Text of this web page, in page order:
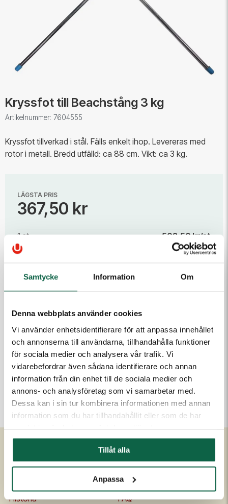
Samtycke Information Om
Denna webbplats använder cookies
Vi använder enhetsidentifierare för att anpassa innehållet
och annonserna till användarna, tillhandahålla funktioner
för sociala medier och analysera vår trafik. Vi
vidarebefordrar även sådana identifierare och annan
information från din enhet till de sociala medier och
annons- och analysföretag som vi samarbetar med.
Dessa kan i sin tur kombinera informationen med annan
information som du har tillhandahållit eller som de har
Tillåt alla
Anpassa
Kryssfot till Beachstång 3 kg
Artikelnummer: 7604555
Kryssfot tillverkad i stål. Fälls enkelt ihop. Levereras med
rotor i metall. Bredd utfälld: ca 88 cm. Vikt: ca 3 kg.
LÄGSTA PRIS
367,50 kr
1 st
502,50 kr/st
5 st
447,50 kr/st
10 st
420,00 kr/st
25 st
50 st
100 st
367,50 kr/st
Läs mer
Antal
Lägg i varukorgen
Om Unigraphics
Historia
Kundservice
Kontakta oss
FAQ